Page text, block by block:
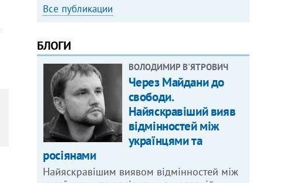
Все публикации
БЛОГИ
ВОЛОДИМИР В'ЯТРОВИЧ
Через Майдани до
свободи.
Найяскравіший вияв
відмінностей між
українцями та
росіянами
Найяскравішим виявом відмінностей між